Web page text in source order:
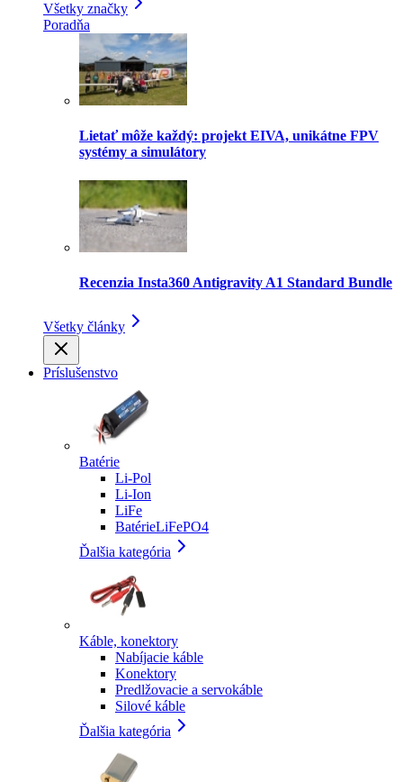
Všetky značky
Poradňa
Lietať môže každý: projekt EIVA, unikátne FPV
systémy a simulátory
Recenzia Insta360 Antigravity A1 Standard Bundle
Všetky články
Príslušenstvo
Batérie
Li-Pol
Li-Ion
LiFe
BatérieLiFePO4
Ďalšia kategória
Káble, konektory
Nabíjacie káble
Konektory
Predlžovacie a servokáble
Silové káble
Ďalšia kategória